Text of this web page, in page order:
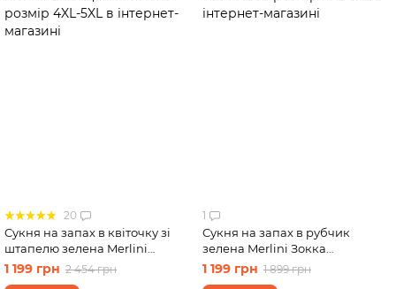
20
Сукня на запах в квіточку зі
штапелю зелена Merlini
Віченца 700001645 розмір
4XL-5XL
1 199 грн 2 454 грн
1
Сукня на запах в рубчик
зелена Merlini Зокка
700001868 розмір 4XL-5XL
1 199 грн 1 899 грн